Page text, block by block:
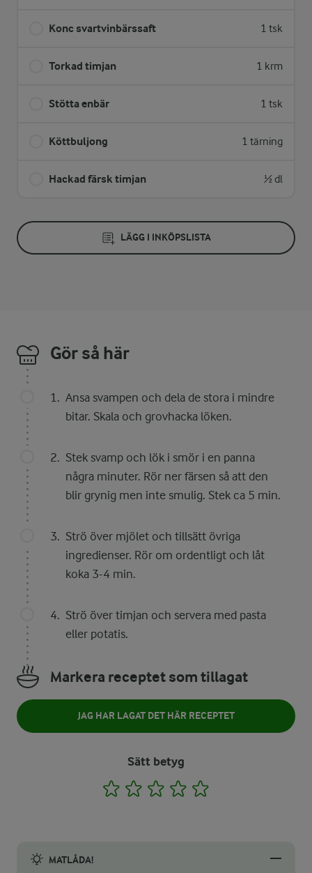
Konc svartvinbärssaft 1 tsk
Torkad timjan 1 krm
Stötta enbär 1 tsk
Köttbuljong 1 tärning
Hackad färsk timjan ½ dl
LÄGG I INKÖPSLISTA
Gör så här
Ansa svampen och dela de stora i mindre
bitar. Skala och grovhacka löken.
Stek svamp och lök i smör i en panna
några minuter. Rör ner färsen så att den
blir grynig men inte smulig. Stek ca 5 min.
Strö över mjölet och tillsätt övriga
ingredienser. Rör om ordentligt och låt
koka 3-4 min.
Strö över timjan och servera med pasta
eller potatis.
Markera receptet som tillagat
JAG HAR LAGAT DET HÄR RECEPTET
Sätt betyg
1 2 3 4
MATLÅDA!